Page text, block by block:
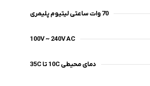
70 وات ساعتی لیتیوم پلیمری
100V ~ 240V AC
دمای محیطی 10C تا 35C